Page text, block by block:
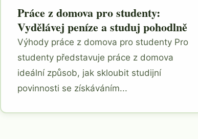
Práce z domova pro studenty:
Vydělávej peníze a studuj pohodlně
Výhody práce z domova pro studenty Pro
studenty představuje práce z domova
ideální způsob, jak skloubit studijní
povinnosti se získáváním...